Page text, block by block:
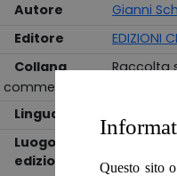
Autore
Gianni
Editore
EDIZIONI
Collana
Raccolta
commentata
Lingua
Luogo
edizione
PADOVA
Questo sito